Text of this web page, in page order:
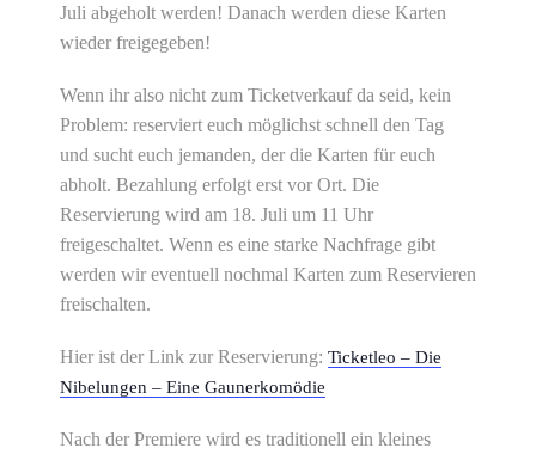
Juli abgeholt werden! Danach werden diese Karten
wieder freigegeben!
Wenn ihr also nicht zum Ticketverkauf da seid, kein
Problem: reserviert euch möglichst schnell den Tag
und sucht euch jemanden, der die Karten für euch
abholt. Bezahlung erfolgt erst vor Ort. Die
Reservierung wird am 18. Juli um 11 Uhr
freigeschaltet. Wenn es eine starke Nachfrage gibt
werden wir eventuell nochmal Karten zum Reservieren
freischalten.
Hier ist der Link zur Reservierung: Ticketleo – Die
Nibelungen – Eine Gaunerkomödie
Nach der Premiere wird es traditionell ein kleines